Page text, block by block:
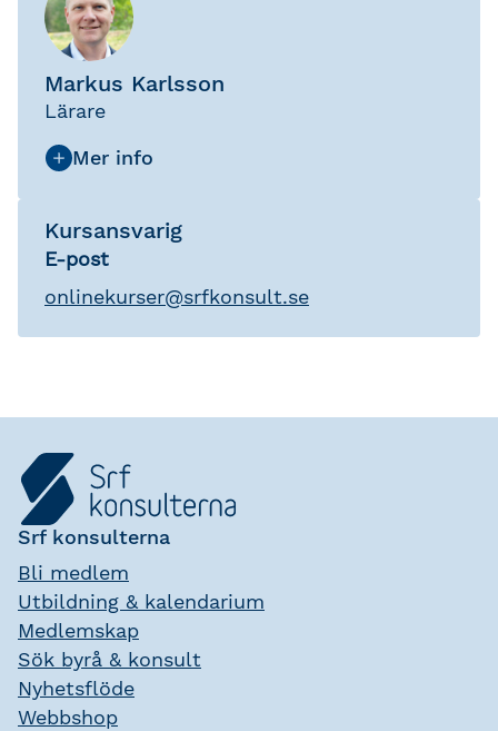
Markus Karlsson
Lärare
Kursansvarig
E-post
onlinekurser@srfkonsult.se
Srf konsulterna
Bli medlem
Utbildning & kalendarium
Medlemskap
Sök byrå & konsult
Nyhetsflöde
Webbshop